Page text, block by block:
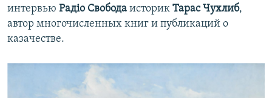
интервью Радіо Свобода историк Тарас Чухлиб,
автор многочисленных книг и публикаций о
казачестве.